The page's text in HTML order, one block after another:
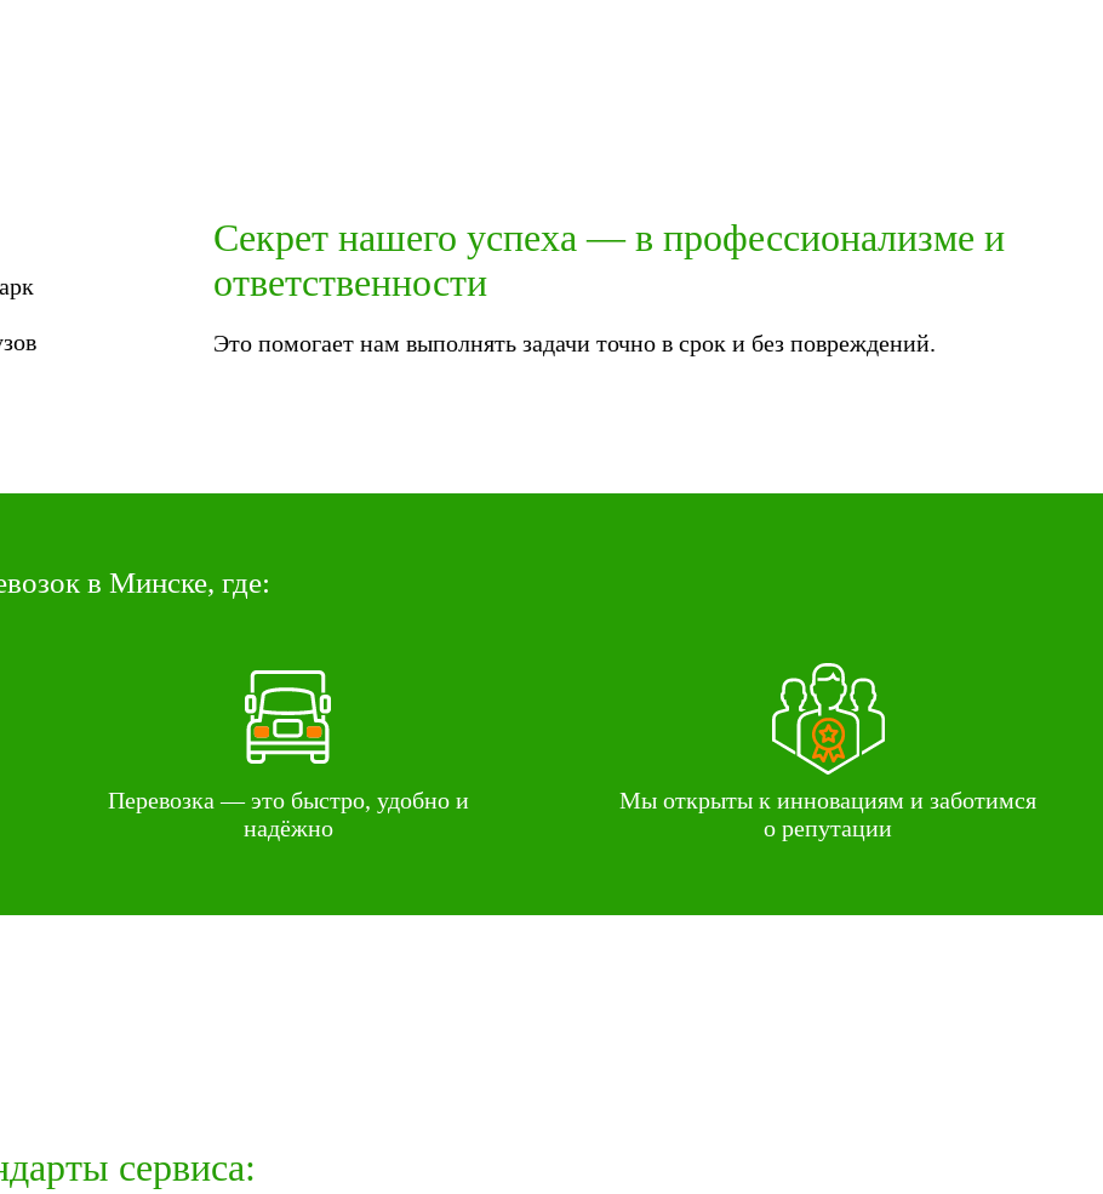
Секрет нашего успеха — в профессионализме и
ответственности
Это помогает нам выполнять задачи точно в срок и без повреждений.
в Минске, где:
Перевозка — это быстро, удобно и
надёжно
Мы открыты к инновациям и заботимся
о репутации
сервиса: